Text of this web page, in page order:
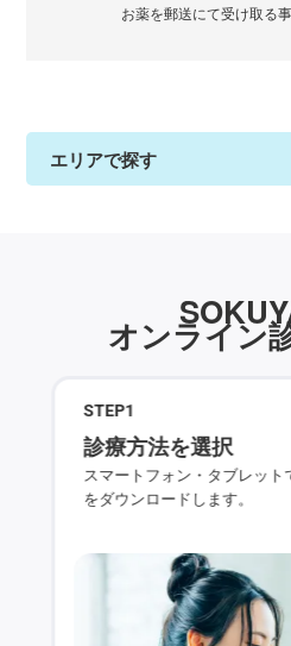
お薬を郵送にて受け取る
エリアで探す
オンライン
STEP1
診療方法を選択
スマートフォン・タブレット
をダウンロードします。